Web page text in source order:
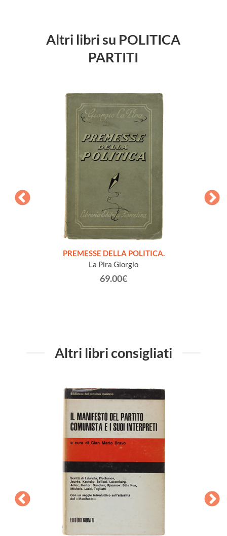
Altri libri su POLITICA
PARTITI
PREMESSE DELLA POLITICA.
La Pira Giorgio
69.00€
Altri libri consigliati